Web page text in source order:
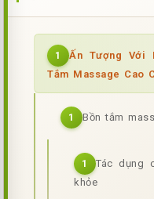
1
Ấn Tượng Với
Tắm Massage Cao
1 Bồn tắm
1
Tác dụng
khỏe